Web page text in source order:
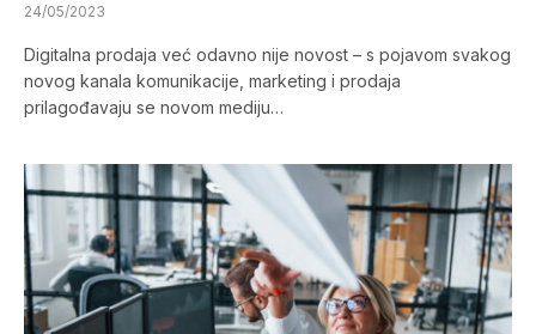
24/05/2023
Digitalna prodaja već odavno nije novost – s pojavom svakog
novog kanala komunikacije, marketing i prodaja
prilagođavaju se novom mediju…